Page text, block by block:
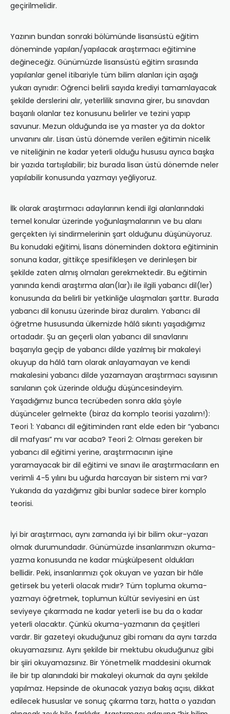
geçirilmelidir.
Yazının bundan sonraki bölümünde lisansüstü eğitim
döneminde yapılan/yapılacak araştırmacı eğitimine
değineceğiz. Günümüzde lisansüstü eğitim sırasında
yapılanlar genel itibariyle tüm bilim alanları için aşağı
yukarı aynıdır: Öğrenci belirli sayıda krediyi tamamlayacak
şekilde derslerini alır, yeterlilik sınavına girer, bu sınavdan
başarılı olanlar tez konusunu belirler ve tezini yapıp
savunur. Mezun olduğunda ise ya master ya da doktor
unvanını alır. Lisan üstü dönemde verilen eğitimin nicelik
ve niteliğinin ne kadar yeterli olduğu hususu ayrıca başka
bir yazıda tartışılabilir; biz burada lisan üstü dönemde neler
yapılabilir konusunda yazmayı yeğliyoruz.
İlk olarak araştırmacı adaylarının kendi ilgi alanlarındaki
temel konular üzerinde yoğunlaşmalarının ve bu alanı
gerçekten iyi sindirmelerinin şart olduğunu düşünüyoruz.
Bu konudaki eğitimi, lisans döneminden doktora eğitiminin
sonuna kadar, gittikçe spesifikleşen ve derinleşen bir
şekilde zaten almış olmaları gerekmektedir. Bu eğitimin
yanında kendi araştırma alan(lar)ı ile ilgili yabancı dil(ler)
konusunda da belirli bir yetkinliğe ulaşmaları şarttır. Burada
yabancı dil konusu üzerinde biraz duralım. Yabancı dil
öğretme hususunda ülkemizde hâlâ sıkıntı yaşadığımız
ortadadır. Şu an geçerli olan yabancı dil sınavlarını
başarıyla geçip de yabancı dilde yazılmış bir makaleyi
okuyup da hâlâ tam olarak anlayamayan ve kendi
makalesini yabancı dilde yazamayan araştırmacı sayısının
sanılanın çok üzerinde olduğu düşüncesindeyim.
Yaşadığımız bunca tecrübeden sonra akla şöyle
düşünceler gelmekte (biraz da komplo teorisi yazalım!):
Teori 1: Yabancı dil eğitiminden rant elde eden bir “yabancı
dil mafyası” mı var acaba? Teori 2: Olması gereken bir
yabancı dil eğitimi yerine, araştırmacının işine
yaramayacak bir dil eğitimi ve sınavı ile araştırmacıların en
verimli 4-5 yılını bu uğurda harcayan bir sistem mi var?
Yukarıda da yazdığımız gibi bunlar sadece birer komplo
teorisi.
İyi bir araştırmacı, aynı zamanda iyi bir bilim okur-yazarı
olmak durumundadır. Günümüzde insanlarımızın okuma-
yazma konusunda ne kadar müşkülpesent oldukları
bellidir. Peki, insanlarımızı çok okuyan ve yazan bir hâle
getirsek bu yeterli olacak mıdır? Tüm topluma okuma-
yazmayı öğretmek, toplumun kültür seviyesini en üst
seviyeye çıkarmada ne kadar yeterli ise bu da o kadar
yeterli olacaktır. Çünkü okuma-yazmanın da çeşitleri
vardır. Bir gazeteyi okuduğunuz gibi romanı da aynı tarzda
okuyamazsınız. Aynı şekilde bir mektubu okuduğunuz gibi
bir şiiri okuyamazsınız. Bir Yönetmelik maddesini okumak
ile bir tıp alanındaki bir makaleyi okumak da aynı şekilde
yapılmaz. Hepsinde de okunacak yazıya bakış açısı, dikkat
edilecek hususlar ve sonuç çıkarma tarzı, hatta o yazıdan